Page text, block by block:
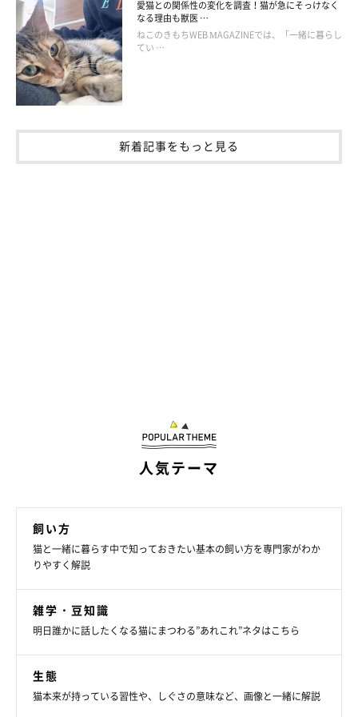
愛猫との関係性の変化を調査！猫が急にそっけなく
なる理由も獣医 …
ねこのきもちWEB MAGAZINEでは、「一緒に暮らし
てい …
新着記事をもっと見る
人気テーマ
飼い方
猫と一緒に暮らす中で知っておきたい基本の飼い方を専門家がわか
りやすく解説
雑学・豆知識
明日誰かに話したくなる猫にまつわる”あれこれ”ネタはこちら
生態
猫本来が持っている習性や、しぐさの意味など、画像と一緒に解説